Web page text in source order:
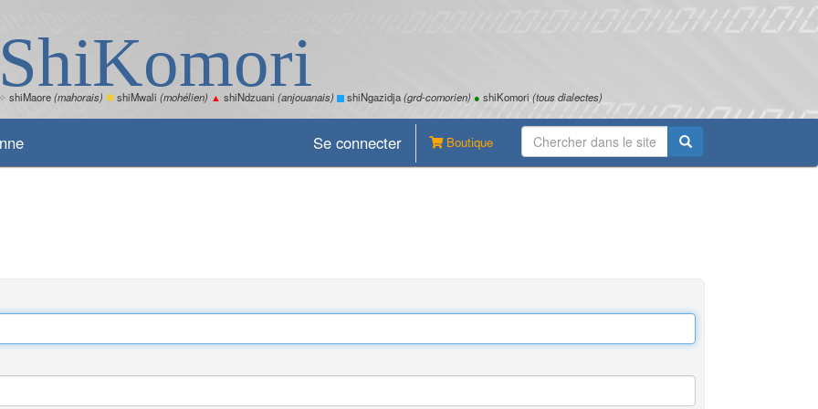
shiMaore(mahorais) ✽shiMwali (mohélien) ▲ shiNdzuani (anjouanais) shiNgazidja(grd-comorien) ● shiKomori (tous dialectes)
Boutique
Se connecter